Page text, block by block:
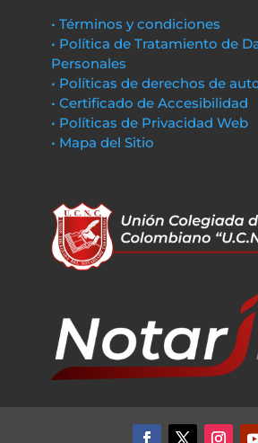
• Términos y condiciones
• Política de Tratamiento de
Personales
• Políticas de derechos de
• Certificado de Accesibilidad
• Políticas de Privacidad Web
• Mapa del Sitio